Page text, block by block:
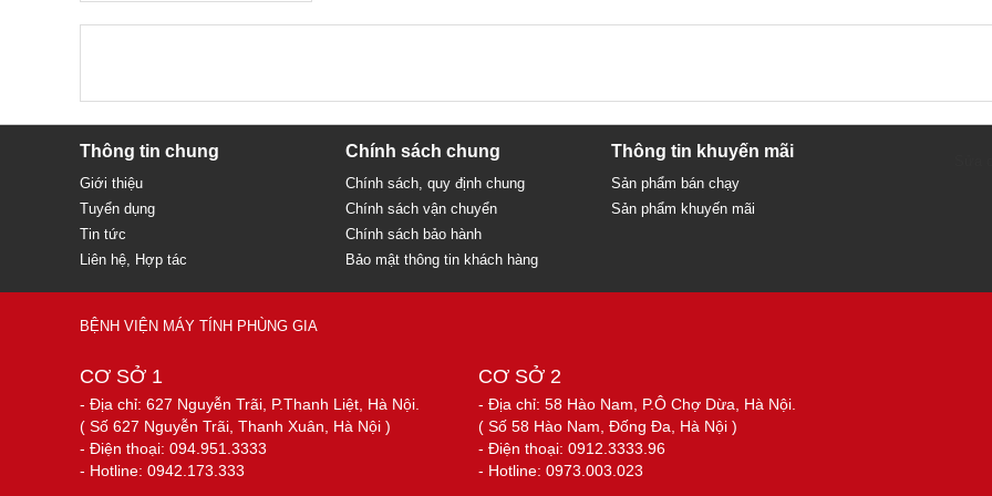
Thông tin chung
Giới thiệu
Tuyển dụng
Tin tức
Liên hệ, Hợp tác
Chính sách chung
Chính sách, quy định chung
Chính sách vận chuyển
Chính sách bảo hành
Bảo mật thông tin khách hàng
Thông tin khuyến mãi
Sản phẩm bán chạy
Sản phẩm khuyến mãi
BỆNH VIỆN MÁY TÍNH PHÙNG GIA
CƠ SỞ 1
- Địa chỉ: 627 Nguyễn Trãi, P.Thanh Liệt, Hà Nội.
( Số 627 Nguyễn Trãi, Thanh Xuân, Hà Nội )
- Điện thoại: 094.951.3333
- Hotline: 0942.173.333
CƠ SỞ 2
- Địa chỉ: 58 Hào Nam, P.Ô Chợ Dừa, Hà Nội.
( Số 58 Hào Nam, Đống Đa, Hà Nội )
- Điện thoại: 0912.3333.96
- Hotline: 0973.003.023